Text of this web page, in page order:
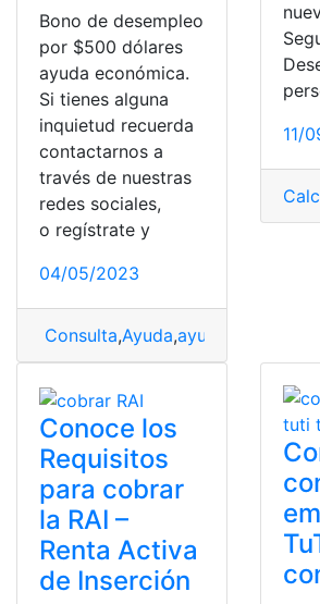
Bono de desempleo
por $500 dólares
ayuda económica.
Si tienes alguna
inquietud recuerda
contactarnos a
través de nuestras
redes sociales,
o regístrate y
04/05/2023
Consulta,Ayuda,ayuda económica
11/
Conoce los
Requisitos
para cobrar
la RAI –
Renta Activa
de Inserción